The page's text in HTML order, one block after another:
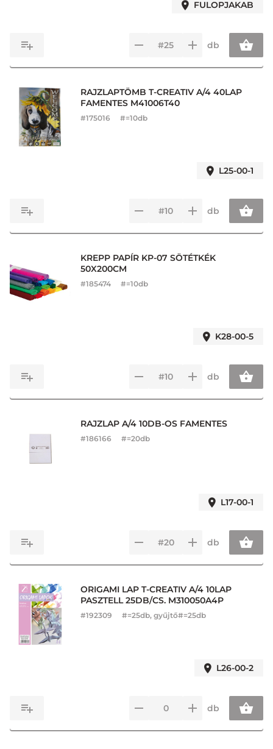
FULOPJAKAB
db
RAJZLAPTÖMB T-CREATIV A/4 40LAP
FAMENTES M41006T40
#175016 #=10db
L25-00-1
db
KREPP PAPÍR KP-07 SÖTÉTKÉK
50X200CM
#185474 #=10db
K28-00-5
db
RAJZLAP A/4 10DB-OS FAMENTES
#186166 #=20db
L17-00-1
db
ORIGAMI LAP T-CREATIV A/4 10LAP
PASZTELL 25DB/CS. M310050A4P
#192309 #=25db, gyűjtő#=25db
L26-00-2
db